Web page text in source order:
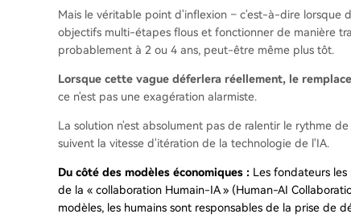
Mais le véritable point d'inflexion – c'est-à-dire lorsque
objectifs multi-étapes flous et fonctionner de manière
probablement à 2 ou 4 ans, peut-être même plus tôt.
Lorsque cette vague déferlera réellement, le
ce n'est pas une exagération alarmiste.
La solution n'est absolument pas de ralentir le rythme
suivent la vitesse d'itération de la technologie de l'IA.
Du côté des modèles économiques : Les fondateurs
de la « collaboration Humain-IA » (Human-AI
modèles, les humains sont responsables de la prise de